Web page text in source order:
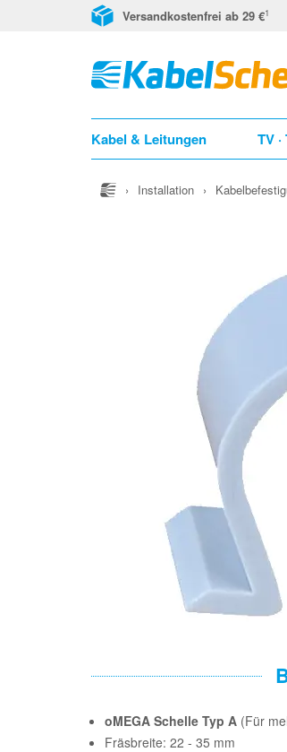
Versandkostenfrei ab 29 €1
Kabel & Leitungen TV
› Installation ›
oMEGA Schelle Typ A (Für
Fräsbreite: 22 - 35 mm